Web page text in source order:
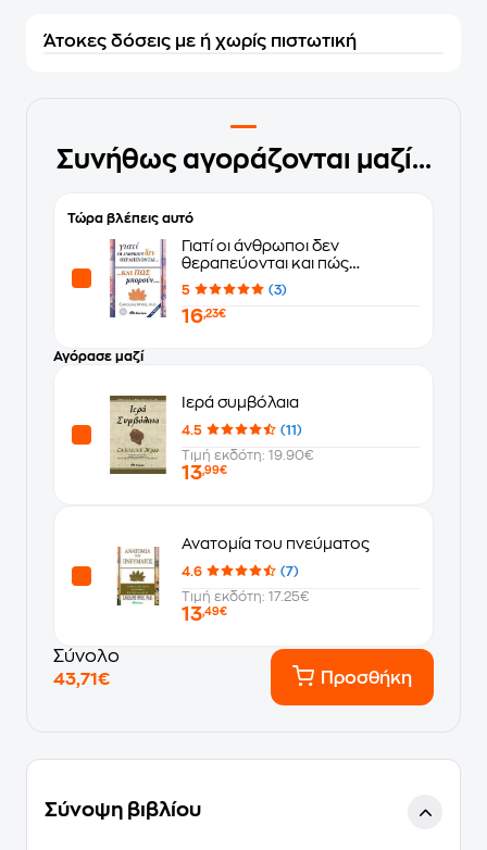
Άτοκες δόσεις με ή χωρίς πιστωτική
Συνήθως αγοράζονται μαζί...
Τώρα βλέπεις αυτό
Γιατί οι άνθρωποι δεν
θεραπεύονται και πώς
μπορούν...
5 (3)
16,23€
Αγόρασε μαζί
Ιερά συμβόλαια
4.5
(11)
Τιμή εκδότη: 19.90€
13,99€
Ανατομία του πνεύματος
4.6
(7)
Τιμή εκδότη: 17.25€
13,49€
Σύνολο
43,71€
Προσθήκη
Σύνοψη βιβλίου